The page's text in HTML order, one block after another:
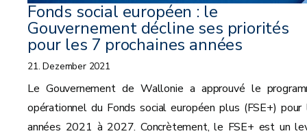
Fonds social européen : le
Gouvernement décline ses priorités
pour les 7 prochaines années
21. Dezember 2021
Le Gouvernement de Wallonie a approuvé le
opérationnel du Fonds social européen plus (FSE+) pour
années 2021 à 2027. Concrètement, le FSE+ est un